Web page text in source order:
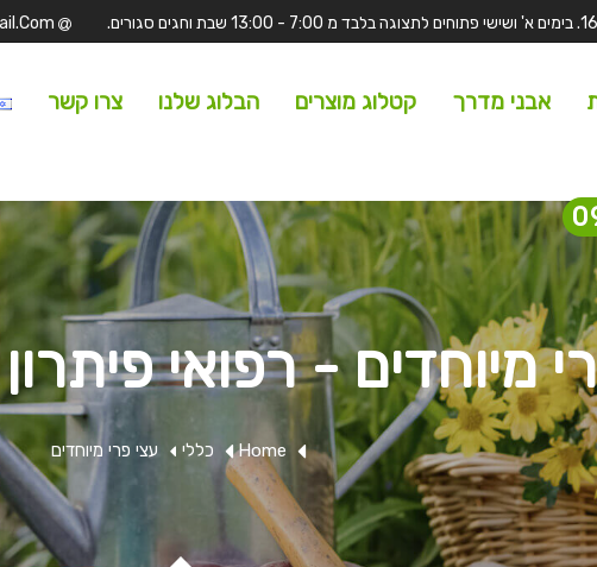
אבני מדרך קטלוג מוצרים הבלוג שלנו צרו קשר
מיוחדים - רפואי
Home כללי עצי פרי מיוחדים